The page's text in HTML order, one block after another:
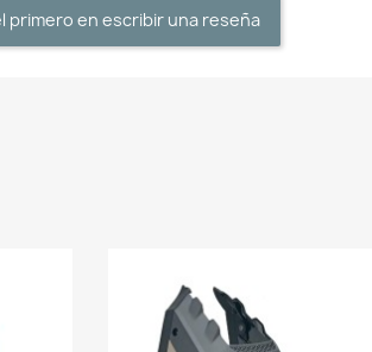
primero en escribir una reseña